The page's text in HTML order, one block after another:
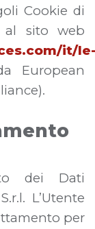
Cookie di
al sito web
it/le-
European
dei Dati
L’Utente
per